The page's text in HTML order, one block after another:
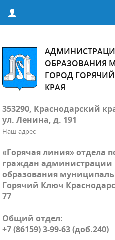
ОБРАЗОВАНИЯ
ГОРОД
КРАЯ
353290, Краснодарский
ул. Ленина, д. 191
Наш адрес
«Горячая линия» отдела
граждан администрации
образования
Горячий Ключ
77
Общий отдел:
+7 (86159) 3-99-63 (доб.240)